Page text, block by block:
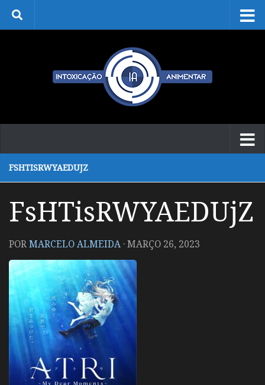
Skip to content
FSHTISRWYAEDUJZ
FsHTisRWYAEDUjZ
PORMARCELO ALMEIDA ·MARÇO 26, 2023